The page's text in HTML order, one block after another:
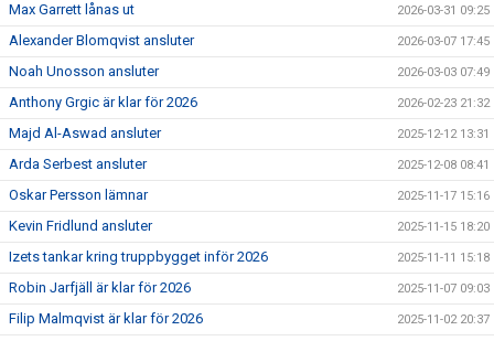
Max Garrett lånas ut 2026-03-31 09:25
Alexander Blomqvist ansluter 2026-03-07 17:45
Noah Unosson ansluter 2026-03-03 07:49
Anthony Grgic är klar för 2026 2026-02-23 21:32
Majd Al-Aswad ansluter 2025-12-12 13:31
Arda Serbest ansluter 2025-12-08 08:41
Oskar Persson lämnar 2025-11-17 15:16
Kevin Fridlund ansluter 2025-11-15 18:20
Izets tankar kring truppbygget inför 2026 2025-11-11 15:18
Robin Jarfjäll är klar för 2026 2025-11-07 09:03
Filip Malmqvist är klar för 2026 2025-11-02 20:37